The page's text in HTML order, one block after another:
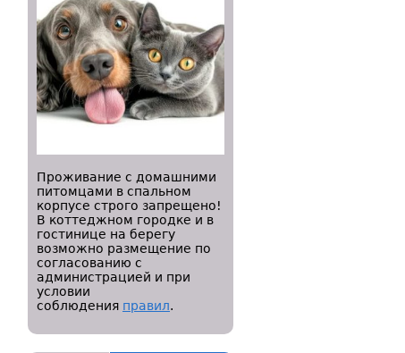
Проживание с домашними
питомцами в спальном
корпусе строго запрещено!
В коттеджном городке и в
гостинице на берегу
возможно размещение по
согласованию с
администрацией и при
условии
соблюдения правил.